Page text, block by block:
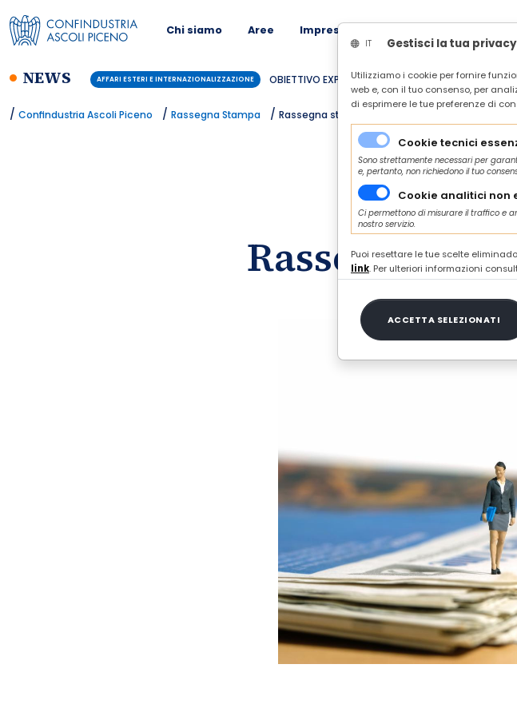
Chi siamo Aree Imprese
NEWS AFFARI ESTERI E INTERNAZIONALIZZAZIONE OBIETTIVO EXPORT: IMPRESE E TERRITORI DEL
/ Confindustria Ascoli Piceno / Rassegna Stampa / Rassegna stampa del 27.01.2025
LUNEDÌ
Rassegna
IT Gestisci la tua privacy
Utilizziamo i cookie per fornire
web e, con il tuo consenso, per
di esprimere le tue preferenze di
Cookie tecnici
Sono strettamente necessari per
e, pertanto, non richiedono il tuo
Cookie analitici non
Ci permettono di misurare il traffico e
nostro servizio.
Puoi resettare le tue scelte
link. Per ulteriori informazioni
ACCETTA SELEZIONATI